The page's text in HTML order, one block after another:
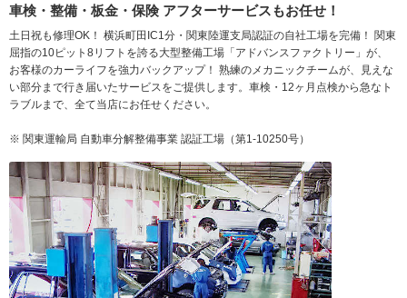
車検・整備・板金・保険 アフターサービスもお任せ！
土日祝も修理OK！ 横浜町田IC1分・関東陸運支局認証の自社工場を完備！ 関東
屈指の10ピット8リフトを誇る大型整備工場「アドバンスファクトリー」が、
お客様のカーライフを強力バックアップ！ 熟練のメカニックチームが、見えな
い部分まで行き届いたサービスをご提供します。車検・12ヶ月点検から急なト
ラブルまで、全て当店にお任せください。
※ 関東運輸局 自動車分解整備事業 認証工場（第1-10250号）